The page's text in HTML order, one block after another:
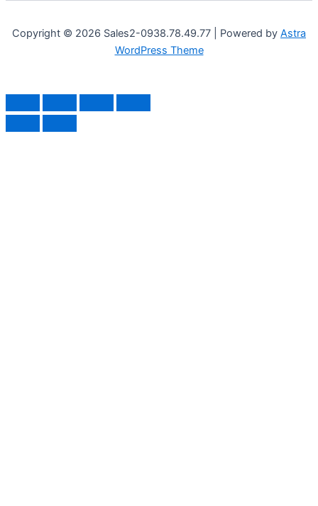
Copyright © 2026 Sales2-0938.78.49.77 | Powered by Astra
WordPress Theme